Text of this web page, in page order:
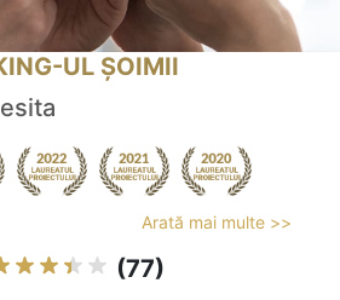
UL ȘOIMII
Arată mai multe >>
(77)